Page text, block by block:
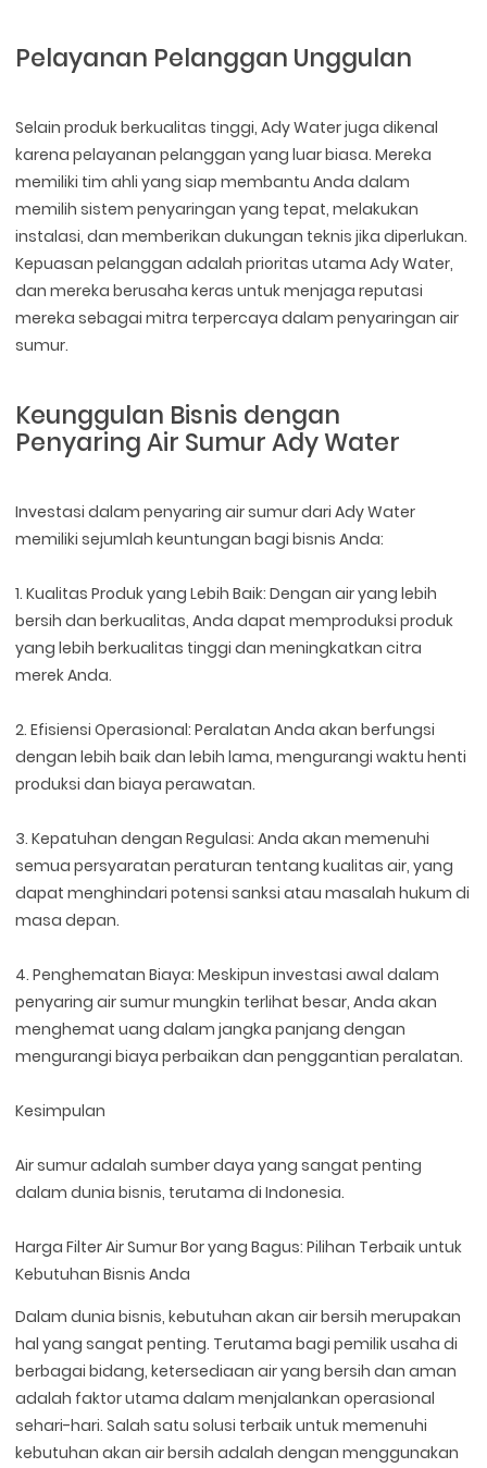
Pelayanan Pelanggan Unggulan
Selain produk berkualitas tinggi, Ady Water juga dikenal
karena pelayanan pelanggan yang luar biasa. Mereka
memiliki tim ahli yang siap membantu Anda dalam
memilih sistem penyaringan yang tepat, melakukan
instalasi, dan memberikan dukungan teknis jika diperlukan.
Kepuasan pelanggan adalah prioritas utama Ady Water,
dan mereka berusaha keras untuk menjaga reputasi
mereka sebagai mitra terpercaya dalam penyaringan air
sumur.
Keunggulan Bisnis dengan
Penyaring Air Sumur Ady Water
Investasi dalam penyaring air sumur dari Ady Water
memiliki sejumlah keuntungan bagi bisnis Anda:
1. Kualitas Produk yang Lebih Baik: Dengan air yang lebih
bersih dan berkualitas, Anda dapat memproduksi produk
yang lebih berkualitas tinggi dan meningkatkan citra
merek Anda.
2. Efisiensi Operasional: Peralatan Anda akan berfungsi
dengan lebih baik dan lebih lama, mengurangi waktu henti
produksi dan biaya perawatan.
3. Kepatuhan dengan Regulasi: Anda akan memenuhi
semua persyaratan peraturan tentang kualitas air, yang
dapat menghindari potensi sanksi atau masalah hukum di
masa depan.
4. Penghematan Biaya: Meskipun investasi awal dalam
penyaring air sumur mungkin terlihat besar, Anda akan
menghemat uang dalam jangka panjang dengan
mengurangi biaya perbaikan dan penggantian peralatan.
Kesimpulan
Air sumur adalah sumber daya yang sangat penting
dalam dunia bisnis, terutama di Indonesia.
Harga Filter Air Sumur Bor yang Bagus: Pilihan Terbaik untuk
Kebutuhan Bisnis Anda
Dalam dunia bisnis, kebutuhan akan air bersih merupakan
hal yang sangat penting. Terutama bagi pemilik usaha di
berbagai bidang, ketersediaan air yang bersih dan aman
adalah faktor utama dalam menjalankan operasional
sehari-hari. Salah satu solusi terbaik untuk memenuhi
kebutuhan akan air bersih adalah dengan menggunakan